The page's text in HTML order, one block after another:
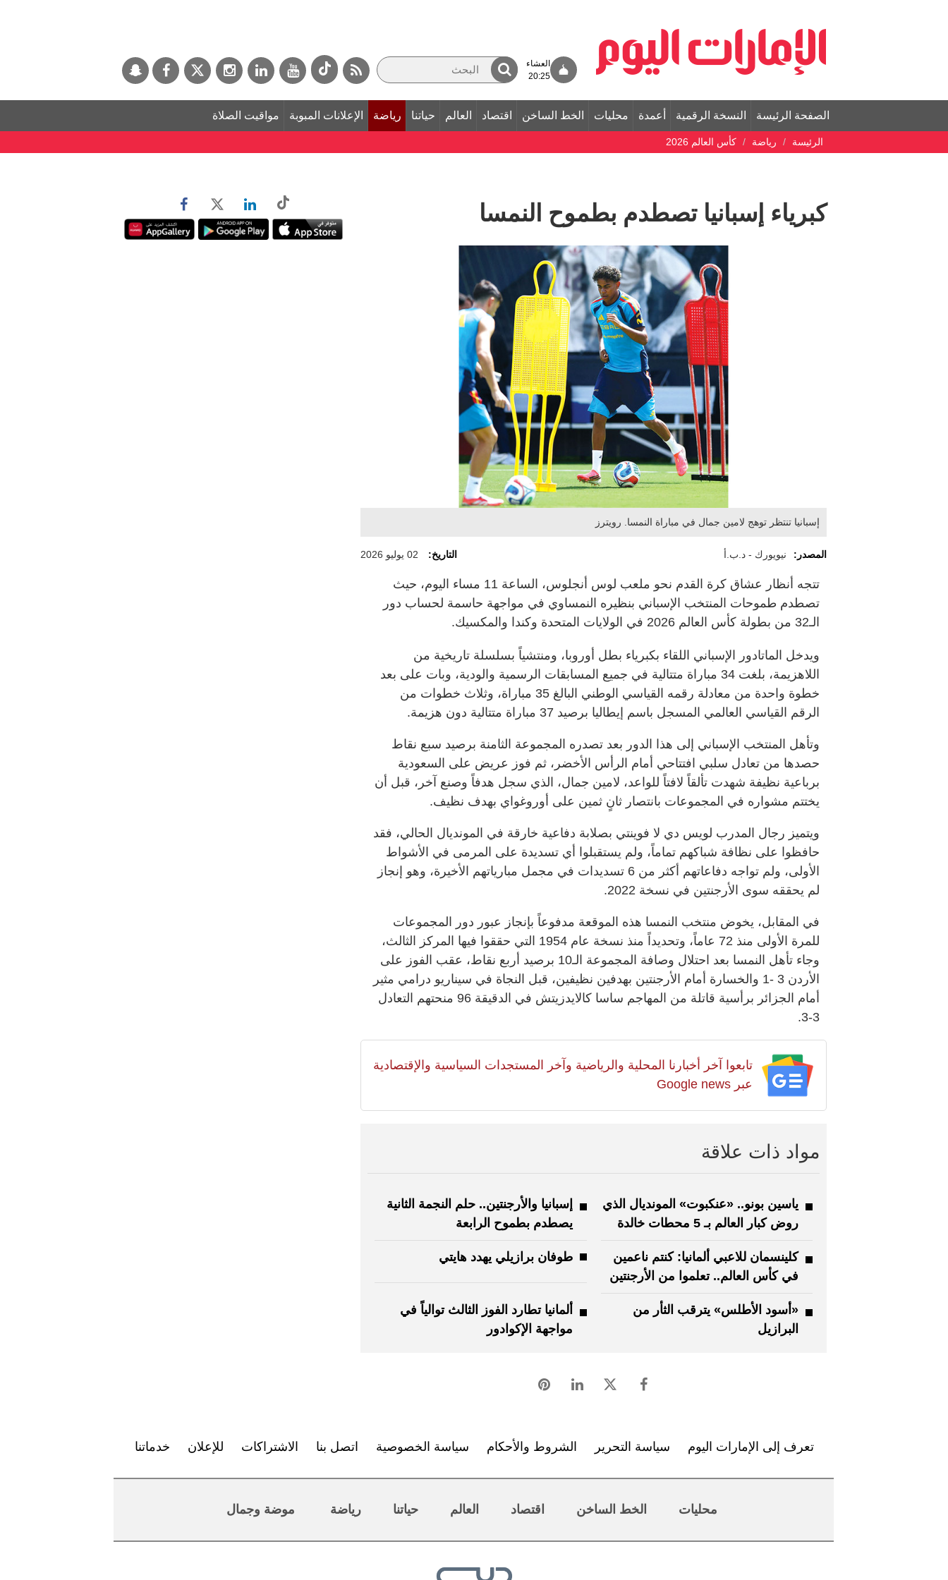
العشاء
20:25
الصفحة الرئيسة النسخة الرقمية أعمدة محليات الخط الساخن اقتصاد العالم حياتنا رياضة الإعلانات المبوبة مواقيت الصلاة
الرئيسة رياضة كأس العالم 2026
كبرياء إسبانيا تصطدم بطموح النمسا
إسبانيا تنتظر توهج لامين جمال في مباراة النمسا. رويترز
المصدر: نيويورك - د.ب.أ التاريخ: 02 يوليو 2026
تتجه أنظار عشاق كرة القدم نحو ملعب لوس أنجلوس، الساعة 11 مساء اليوم، حيث
تصطدم طموحات المنتخب الإسباني بنظيره النمساوي في مواجهة حاسمة لحساب دور
الـ32 من بطولة كأس العالم 2026 في الولايات المتحدة وكندا والمكسيك.
ويدخل الماتادور الإسباني اللقاء بكبرياء بطل أوروبا، ومنتشياً بسلسلة تاريخية من
اللاهزيمة، بلغت 34 مباراة متتالية في جميع المسابقات الرسمية والودية، وبات على بعد
خطوة واحدة من معادلة رقمه القياسي الوطني البالغ 35 مباراة، وثلاث خطوات من
الرقم القياسي العالمي المسجل باسم إيطاليا برصيد 37 مباراة متتالية دون هزيمة.
وتأهل المنتخب الإسباني إلى هذا الدور بعد تصدره المجموعة الثامنة برصيد سبع نقاط
حصدها من تعادل سلبي افتتاحي أمام الرأس الأخضر، ثم فوز عريض على السعودية
برباعية نظيفة شهدت تألقاً لافتاً للواعد، لامين جمال، الذي سجل هدفاً وصنع آخر، قبل أن
يختتم مشواره في المجموعات بانتصار ثانٍ ثمين على أوروغواي بهدف نظيف.
ويتميز رجال المدرب لويس دي لا فوينتي بصلابة دفاعية خارقة في المونديال الحالي، فقد
حافظوا على نظافة شباكهم تماماً، ولم يستقبلوا أي تسديدة على المرمى في الأشواط
الأولى، ولم تواجه دفاعاتهم أكثر من 6 تسديدات في مجمل مبارياتهم الأخيرة، وهو إنجاز
لم يحققه سوى الأرجنتين في نسخة 2022.
في المقابل، يخوض منتخب النمسا هذه الموقعة مدفوعاً بإنجاز عبور دور المجموعات
للمرة الأولى منذ 72 عاماً، وتحديداً منذ نسخة عام 1954 التي حققوا فيها المركز الثالث،
وجاء تأهل النمسا بعد احتلال وصافة المجموعة الـ10 برصيد أربع نقاط، عقب الفوز على
الأردن 3 -1 والخسارة أمام الأرجنتين بهدفين نظيفين، قبل النجاة في سيناريو درامي مثير
أمام الجزائر برأسية قاتلة من المهاجم ساسا كالايدزيتش في الدقيقة 96 منحتهم التعادل
3-3.
تابعوا آخر أخبارنا المحلية والرياضية وآخر المستجدات السياسية والإقتصادية
عبر Google news
مواد ذات علاقة
ياسين بونو.. «عنكبوت» المونديال الذي
روض كبار العالم بـ 5 محطات خالدة
إسبانيا والأرجنتين.. حلم النجمة الثانية
يصطدم بطموح الرابعة
كلينسمان للاعبي ألمانيا: كنتم ناعمين
في كأس العالم.. تعلموا من الأرجنتين
طوفان برازيلي يهدد هايتي
«أسود الأطلس» يترقب الثأر من
البرازيل
ألمانيا تطارد الفوز الثالث توالياً في
مواجهة الإكوادور
تعرف إلى الإمارات اليوم سياسة التحرير الشروط والأحكام سياسة الخصوصية اتصل بنا الاشتراكات للإعلان خدماتنا
محليات الخط الساخن اقتصاد العالم حياتنا رياضة موضة وجمال